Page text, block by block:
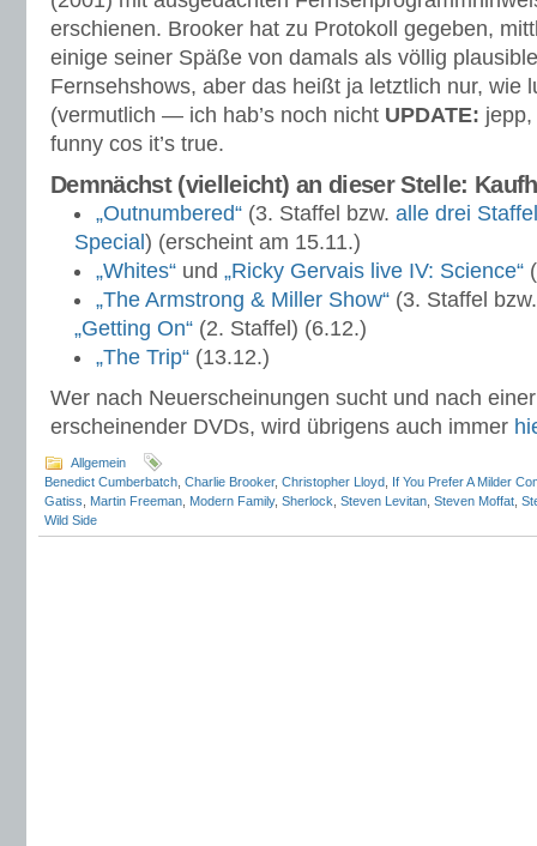
erschienen. Brooker hat zu Protokoll gegeben,
einige seiner Späße von damals als völlig
Fernsehshows, aber das heißt ja letztlich nur, wie
(vermutlich — ich hab’s noch nicht UPDATE: jepp,
funny cos it’s true.
Demnächst (vielleicht) an dieser Stelle:
„Outnumbered“ (3. Staffel bzw. alle drei
Special ) (erscheint am 15.11.)
„Whites“ und „Ricky Gervais live IV: Science“
„The Armstrong & Miller Show“ (3. Staffel
„Getting On“ (2. Staffel) (6.12.)
„The Trip“ (13.12.)
Wer nach Neuerscheinungen sucht und nach
erscheinender DVDs, wird übrigens auch immer
Allgemein
Benedict Cumberbatch Charlie Brooker, Christopher Lloyd If You Prefer A Milder
Gatiss
Martin Freeman Modern Family, Sherlock Steven Levitan Steven Moffat
Wild Side